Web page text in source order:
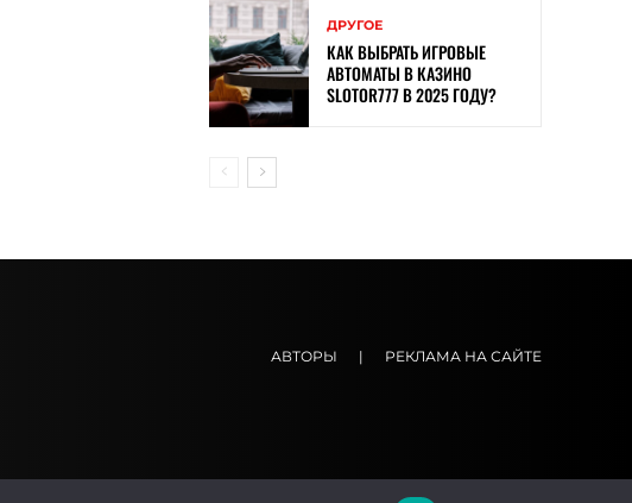
ДРУГОЕ
КАК ВЫБРАТЬ ИГРОВЫЕ
АВТОМАТЫ В КАЗИНО
SLOTOR777 В 2025 ГОДУ?
АВТОРЫ | РЕКЛАМА НА САЙТЕ